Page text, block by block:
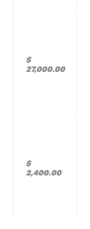
$
27,000.00
$
2,400.00